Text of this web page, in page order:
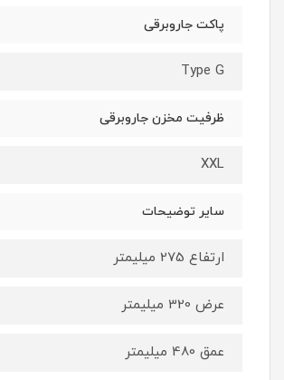
پاکت جاروبرقی
Type G
ظرفیت مخزن جاروبرقی
XXL
سایر توضیحات
ارتفاع 275 میلیمتر
عرض 320 میلیمتر
عمق 480 میلیمتر